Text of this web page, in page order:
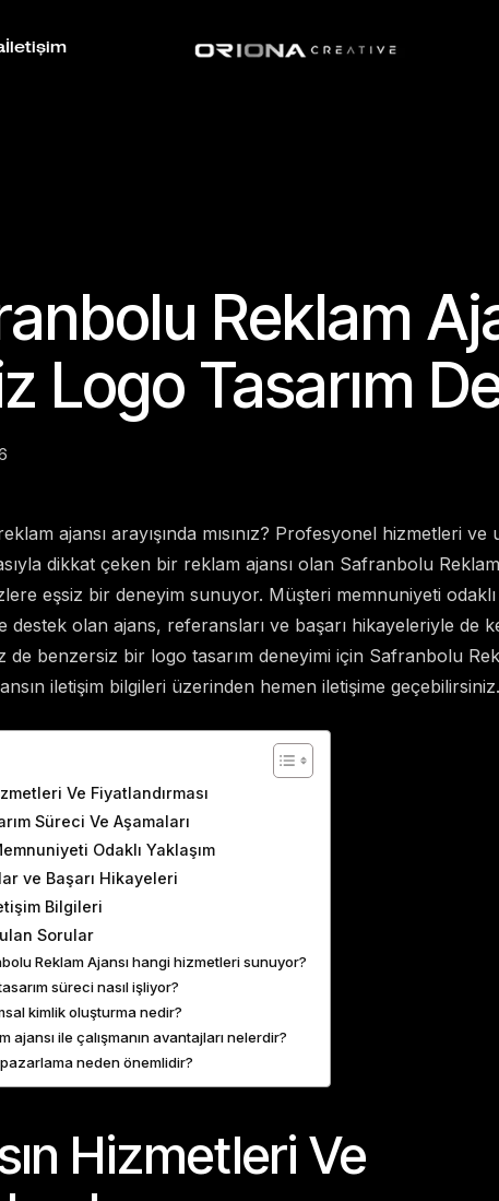
İletişim
Reklam
Logo Tasarım
ajansı arayışında mısınız? Profesyonel hizmetleri ve
dikkat çeken bir reklam ajansı olan Safranbolu
eşsiz bir deneyim sunuyor. Müşteri memnuniyeti odaklı
destek olan ajans, referansları ve başarı hikayeleriyle de
de benzersiz bir logo tasarım deneyimi için Safranbolu
iletişim bilgileri üzerinden hemen iletişime geçebilirsiniz.
Ve Fiyatlandırması
Süreci Ve Aşamaları
Odaklı Yaklaşım
ve Başarı Hikayeleri
Bilgileri
Sorular
Reklam Ajansı hangi hizmetleri sunuyor?
süreci nasıl işliyor?
kimlik oluşturma nedir?
ajansı ile çalışmanın avantajları nelerdir?
neden önemlidir?
Hizmetleri Ve